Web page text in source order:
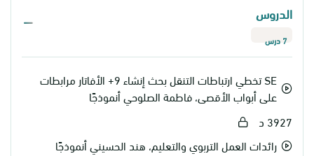
الدروس
7 درس
SE تخطي ارتباطات التنقل بحث إنشاء 9+ الأفاتار مرابطات
على أبواب الأقصى، فاطمة الصلوحي أنموذجًا
3927 د
رائدات العمل التربوي والتعليم، هند الحسيني أنموذجًا